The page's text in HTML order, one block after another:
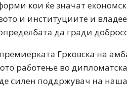
кои ќе значат
и институциите и
да гради
Грковска на
работење во
силен поддржувач на